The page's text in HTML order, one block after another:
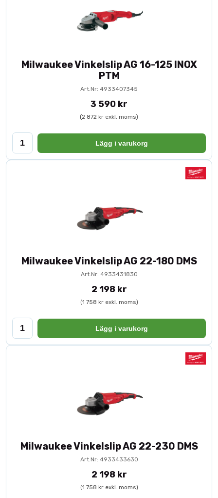
Vinkelslipar som klarar tuffa arbetsmiljöer
Professionella användare behöver maskiner som levererar
industrins krav på kraft, kontroll och säkerhet.
Milwaukee Vinkelslip AG 16-125 INOX
PTM
Art.Nr: 4933407345
3 590 kr
(2 872 kr exkl. moms)
Lägg i varukorg
Milwaukee Vinkelslip AG 22-180 DMS
Art.Nr: 4933431830
2 198 kr
(1 758 kr exkl. moms)
Lägg i varukorg
Milwaukee Vinkelslip AG 22-230 DMS
Art.Nr: 4933433630
2 198 kr
(1 758 kr exkl. moms)